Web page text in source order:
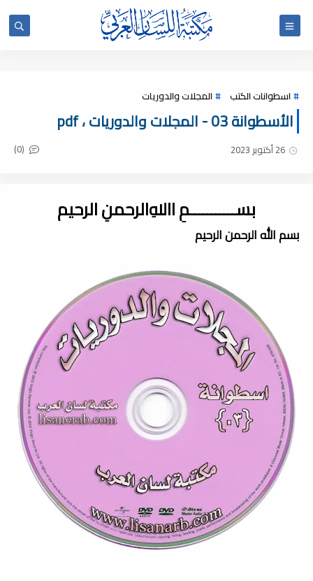
اسطوانات الكتب المجلات والدوريات
الأسطوانة 03 - المجلات والدوريات ، pdf
26 أكتوبر 2023 (0)
بســـــــــــمِ اﷲِالرحمنِ الرحيم
بسم الله الرحمن الرحيم